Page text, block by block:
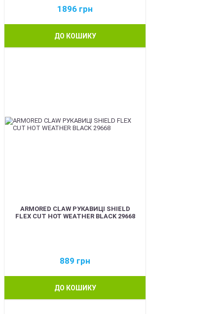
1896 грн
ДО КОШИКУ
ARMORED CLAW РУКАВИЦІ SHIELD
FLEX CUT HOT WEATHER BLACK 29668
889 грн
ДО КОШИКУ